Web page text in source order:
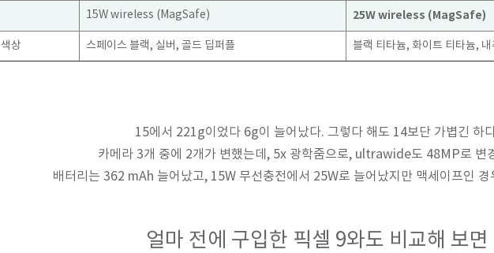
15W wireless (MagSafe) 25W wireless (MagSafe)
색상 스페이스 블랙, 실버, 골드 딥퍼플 블랙 티타늄, 화이트 티타늄,
15에서 221g이었다 6g이 늘어났다. 그렇다 해도 14보단 가볍긴 하
카메라 3개 중에 2개가 변했는데, 5x 광학줌으로, ultrawide도 48MP로 변
배터리는 362 mAh 늘어났고, 15W 무선충전에서 25W로 늘어났지만 맥세이프인 경
얼마 전에 구입한 픽셀 9와도 비교해 보면